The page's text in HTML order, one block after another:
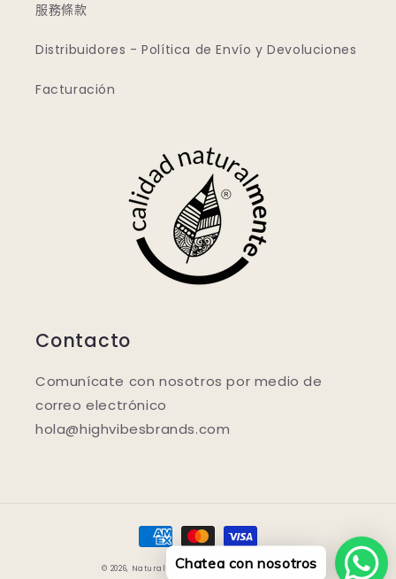
服務條款
Distribuidores - Política de Envío y Devoluciones
Facturación
Contacto
Comunícate con nosotros por medio de
correo electrónico
hola@highvibesbrands.com
付
款
© 2026, Naturalmente.store 由 Shopify 技術支援
Chatea con nosotros